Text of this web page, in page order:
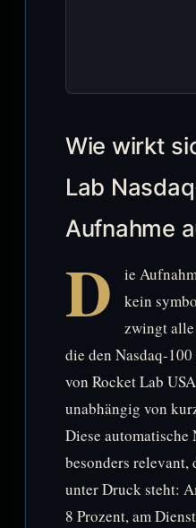
Wie wirkt
Lab
Aufnahme
D
ie
kein
zwingt
die den Nasdaq-
von Rocket Lab
unabhängig von
Diese automatische
besonders
unter Druck steht:
8 Prozent, am